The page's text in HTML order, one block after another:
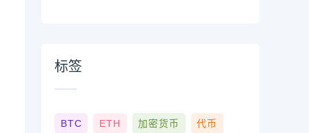
标签
BTC ETH 加密货币 代币